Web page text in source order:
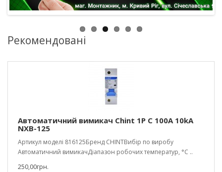
Рекомендовані
Автоматичний вимикач Chint 1P С 100A 10kA
NXB-125
Артикул моделі 816125Бренд CHINTВибір по виробу
Автоматичний вимикачДіапазон робочих температур, °С ..
250,00грн.